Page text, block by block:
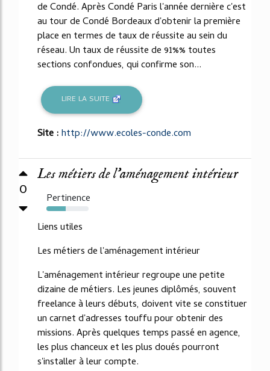
de Condé. Après Condé Paris l'année dernière c'est
au tour de Condé Bordeaux d'obtenir la première
place en termes de taux de réussite au sein du
réseau. Un taux de réussite de 91%% toutes
sections confondues, qui confirme son...
LIRE LA SUITE
Site :http://www.ecoles-conde.com
0
Les métiers de l'aménagement intérieur
Pertinence
45%
Liens utiles
Les métiers de l'aménagement intérieur
L'aménagement intérieur regroupe une petite
dizaine de métiers. Les jeunes diplômés, souvent
freelance à leurs débuts, doivent vite se constituer
un carnet d'adresses touffu pour obtenir des
missions. Après quelques temps passé en agence,
les plus chanceux et les plus doués pourront
s'installer à leur compte.